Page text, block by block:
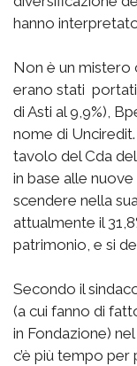
hanno
Non è un mistero
erano stati portati
di Asti al 9,9%),
nome di
tavolo del Cda
in base alle
scendere nella
attualmente il
patrimonio, e si
Secondo il
(a cui fanno di
in Fondazione)
c’è più tempo